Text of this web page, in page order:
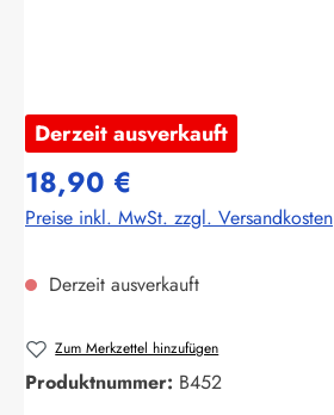
Derzeit ausverkauft
18,90 €
Preise inkl. MwSt. zzgl. Versandkosten
Derzeit ausverkauft
Zum Merkzettel hinzufügen
Produktnummer: B452